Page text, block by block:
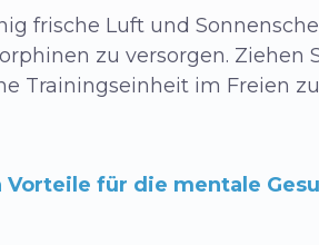
frische Luft und
zu versorgen. Ziehen
Trainingseinheit im Freien
Vorteile für die mentale